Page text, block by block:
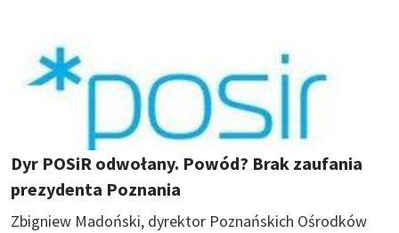
Dyr POSiR odwołany. Powód? Brak zaufania
prezydenta Poznania
Zbigniew Madoński, dyrektor Poznańskich Ośrodków